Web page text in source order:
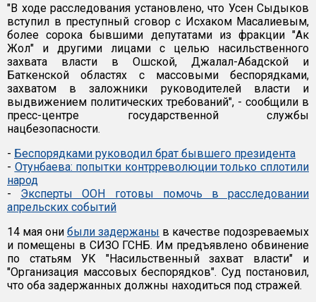
"В ходе расследования установлено, что Усен Сыдыков
вступил в преступный сговор с Исхаком Масалиевым,
более сорока бывшими депутатами из фракции "Ак
Жол" и другими лицами с целью насильственного
захвата власти в Ошской, Джалал-Абадской и
Баткенской областях с массовыми беспорядками,
захватом в заложники руководителей власти и
выдвижением политических требований", - сообщили в
пресс-центре государственной службы
нацбезопасности.
- Беспорядками руководил брат бывшего президента
- Отунбаева: попытки контрреволюции только сплотили
народ
- Эксперты ООН готовы помочь в расследовании
апрельских событий
14 мая они были задержаны в качестве подозреваемых
и помещены в СИЗО ГСНБ. Им предъявлено обвинение
по статьям УК "Насильственный захват власти" и
"Организация массовых беспорядков". Суд постановил,
что оба задержанных должны находиться под стражей.